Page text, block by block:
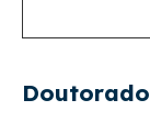
Doutorado